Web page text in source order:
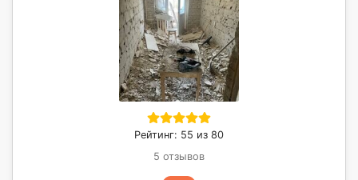
Рейтинг: 55 из 80
5 отзывов